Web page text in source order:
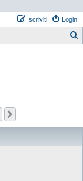
Login
Iscriviti